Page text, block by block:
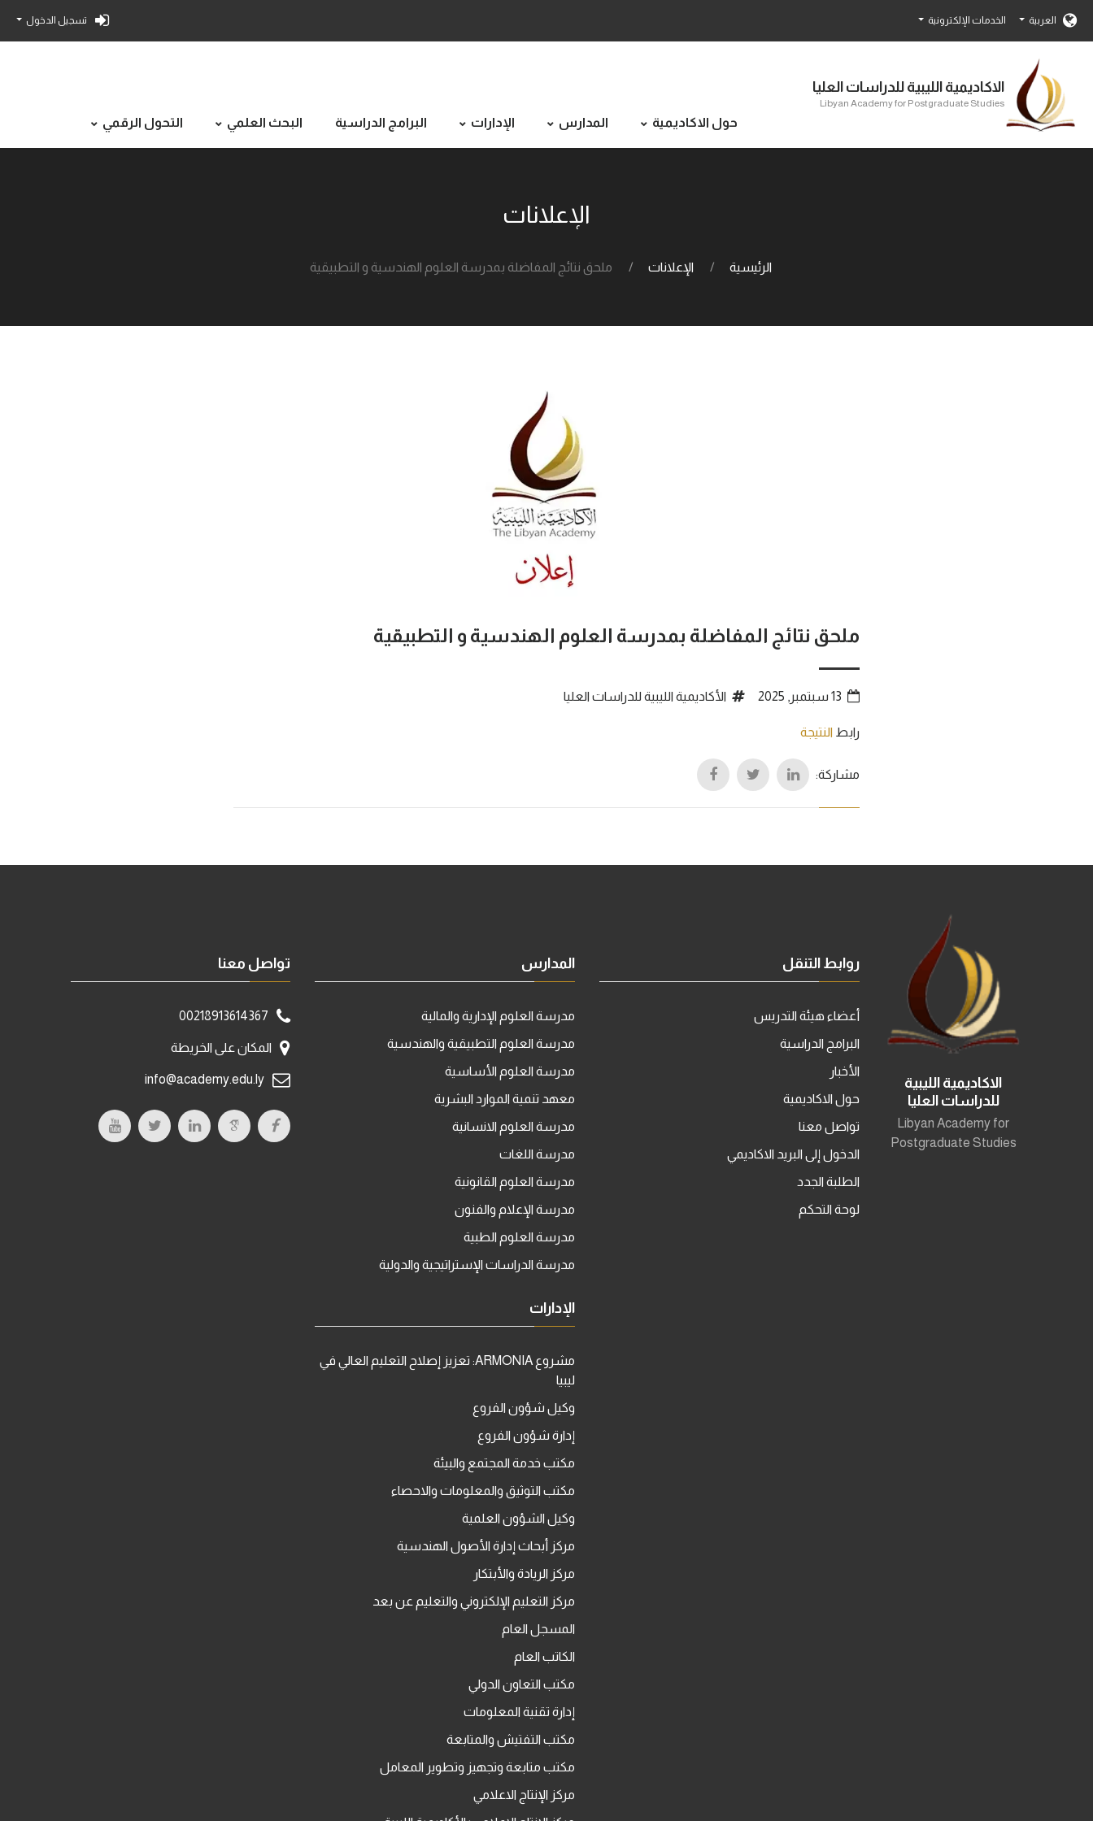
العربية الخدمات الإلكترونية تسجيل الدخول
الاكاديمية الليبية للدراسات العليا
Libyan Academy for Postgraduate Studies
حول الاكاديمية المدارس الإدارات البرامج الدراسية البحث العلمي التحول الرقمي
الإعلانات
الرئيسية الإعلانات ملحق نتائج المفاضلة بمدرسة العلوم الهندسية و التطبيقية
ملحق نتائج المفاضلة بمدرسة العلوم الهندسية و التطبيقية
13 سبتمبر, 2025 الأكاديمية الليبية للدراسات العليا
رابط النتيجة
مشاركة:
الاكاديمية الليبية
للدراسات العليا
Libyan Academy for
Postgraduate Studies
روابط التنقل
أعضاء هيئة التدريس
البرامج الدراسية
الأخبار
حول الاكاديمية
تواصل معنا
الدخول إلى البريد الاكاديمي
الطلبة الجدد
لوحة التحكم
المدارس
مدرسة العلوم الإدارية والمالية
مدرسة العلوم التطبيقية والهندسية
مدرسة العلوم الأساسية
معهد تنمية الموارد البشرية
مدرسة العلوم الانسانية
مدرسة اللغات
مدرسة العلوم القانونية
مدرسة الإعلام والفنون
مدرسة العلوم الطبية
مدرسة الدراسات الإستراتيجية والدولية
الإدارات
مشروع ARMONIA: تعزيز إصلاح التعليم العالي في
ليبيا
وكيل شؤون الفروع
إدارة شؤون الفروع
مكتب خدمة المجتمع والبيئة
مكتب التوثيق والمعلومات والاحصاء
وكيل الشؤون العلمية
مركز أبحاث إدارة الأصول الهندسية
مركز الريادة والأبتكار
مركز التعليم الإلكتروني والتعليم عن بعد
المسجل العام
الكاتب العام
مكتب التعاون الدولي
إدارة تقنية المعلومات
مكتب التفتيش والمتابعة
مكتب متابعة وتجهيز وتطوير المعامل
مركز الإنتاج الاعلامي
تواصل معنا
00218913614367
المكان على الخريطة
info@academy.edu.ly